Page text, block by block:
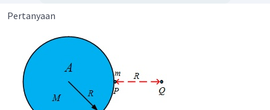
Pertanyaan